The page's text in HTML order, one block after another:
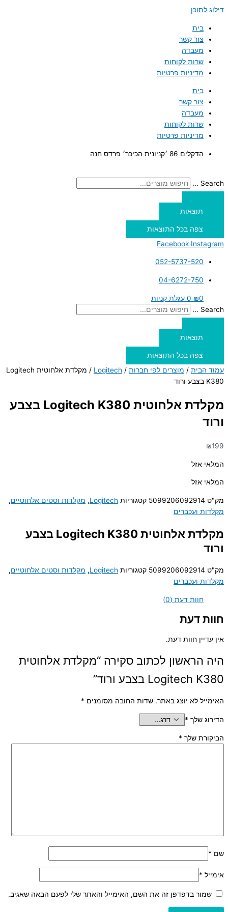
דילוג לתוכן
בית
צור קשר
מעבדה
שרות לקוחות
מדיניות פרטיות
בית
צור קשר
מעבדה
שרות לקוחות
מדיניות פרטיות
הדקלים 86 ׳קניונית הכיכר׳ פרדס חנה
Search ...
תוצאות
צפה בכל התוצאות
Facebook Instagram
052-5737-520
04-6272-750
₪0
0 עגלת קניות
Search ...
תוצאות
צפה בכל התוצאות
עמוד הבית / מוצרים לפי חברות /
Logitech
/ מקלדת אלחוטית Logitech
K380 בצבע ורוד
מקלדת אלחוטית Logitech K380 בצבע
ורוד
₪199
המלאי אזל
המלאי אזל
מק"ט 5099206092914 קטגוריות Logitech
, מקלדות וסטים אלחוטיים,
מקלדות ועכברים
מקלדת אלחוטית Logitech K380 בצבע
ורוד
מק"ט 5099206092914 קטגוריות Logitech
, מקלדות וסטים אלחוטיים,
מקלדות ועכברים
חוות דעת (0)
חוות דעת
אין עדיין חוות דעת.
היה הראשון לכתוב סקירה “מקלדת אלחוטית
Logitech K380 בצבע ורוד”
האימייל לא יוצג באתר. שדות החובה מסומנים *
הדירוג שלך *
הביקורת שלך *
שם *
אימייל *
שמור בדפדפן זה את השם, האימייל והאתר שלי לפעם הבאה שאגיב.